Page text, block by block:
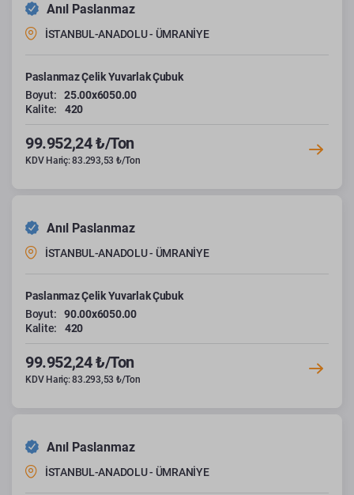
Anıl Paslanmaz
İSTANBUL-ANADOLU - ÜMRANİYE
Paslanmaz Çelik Yuvarlak Çubuk
Boyut:
25.00x6050.00
Kalite:
420
99.952,24 ₺/Ton
KDV Hariç: 83.293,53 ₺/Ton
Anıl Paslanmaz
İSTANBUL-ANADOLU - ÜMRANİYE
Paslanmaz Çelik Yuvarlak Çubuk
Boyut:
90.00x6050.00
Kalite:
420
99.952,24 ₺/Ton
KDV Hariç: 83.293,53 ₺/Ton
Anıl Paslanmaz
İSTANBUL-ANADOLU - ÜMRANİYE